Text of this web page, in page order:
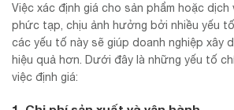
Việc xác định giá cho sản phẩm hoặc dịch
phức tạp, chịu ảnh hưởng bởi nhiều yếu
các yếu tố này sẽ giúp doanh nghiệp xây
hiệu quả hơn. Dưới đây là những yếu tố
việc định giá: